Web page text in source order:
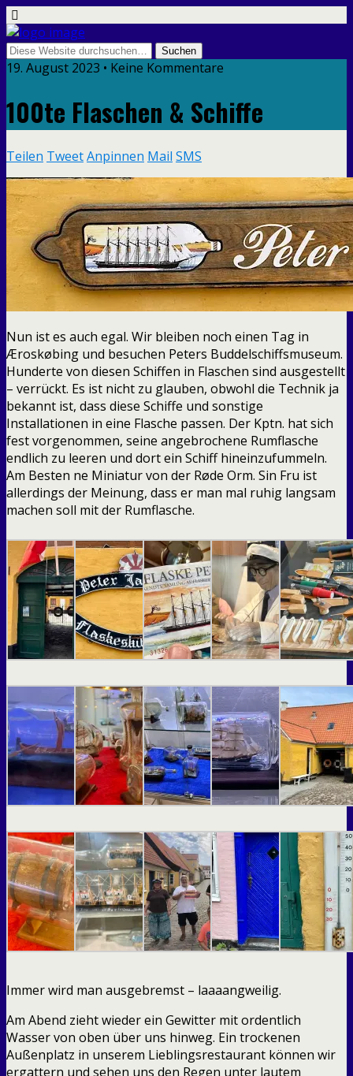
19. August 2023 • Keine Kommentare
100te Flaschen & Schiffe
Teilen TweetAnpinnen Mail SMS
Nun ist es auch egal. Wir bleiben noch einen Tag in
Æroskøbing und besuchen Peters Buddelschiffsmuseum.
Hunderte von diesen Schiffen in Flaschen sind ausgestellt
– verrückt. Es ist nicht zu glauben, obwohl die Technik ja
bekannt ist, dass diese Schiffe und sonstige
Installationen in eine Flasche passen. Der Kptn. hat sich
fest vorgenommen, seine angebrochene Rumflasche
endlich zu leeren und dort ein Schiff hineinzufummeln.
Am Besten ne Miniatur von der Røde Orm. Sin Fru ist
allerdings der Meinung, dass er man mal ruhig langsam
machen soll mit der Rumflasche.
Immer wird man ausgebremst – laaaangweilig.
Am Abend zieht wieder ein Gewitter mit ordentlich
Wasser von oben über uns hinweg. Ein trockenen
Außenplatz in unserem Lieblingsrestaurant können wir
ergattern und sehen uns den Regen unter lautem